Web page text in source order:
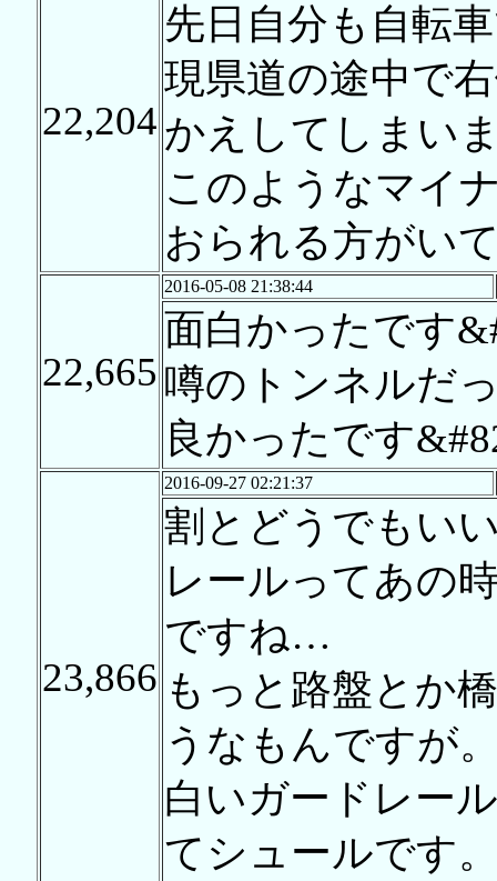
22,204
先日自分も自転
現県道の途中で
かえしてしまい
このようなマイ
おられる方がい
22,665
2016-05-08 21:38:44
面白かったです
噂のトンネルだ
良かったです
23,866
2016-09-27 02:21:37
割とどうでもい
レールってあの
ですね…
もっと路盤とか
うなもんですが
白いガードレー
てシュールです